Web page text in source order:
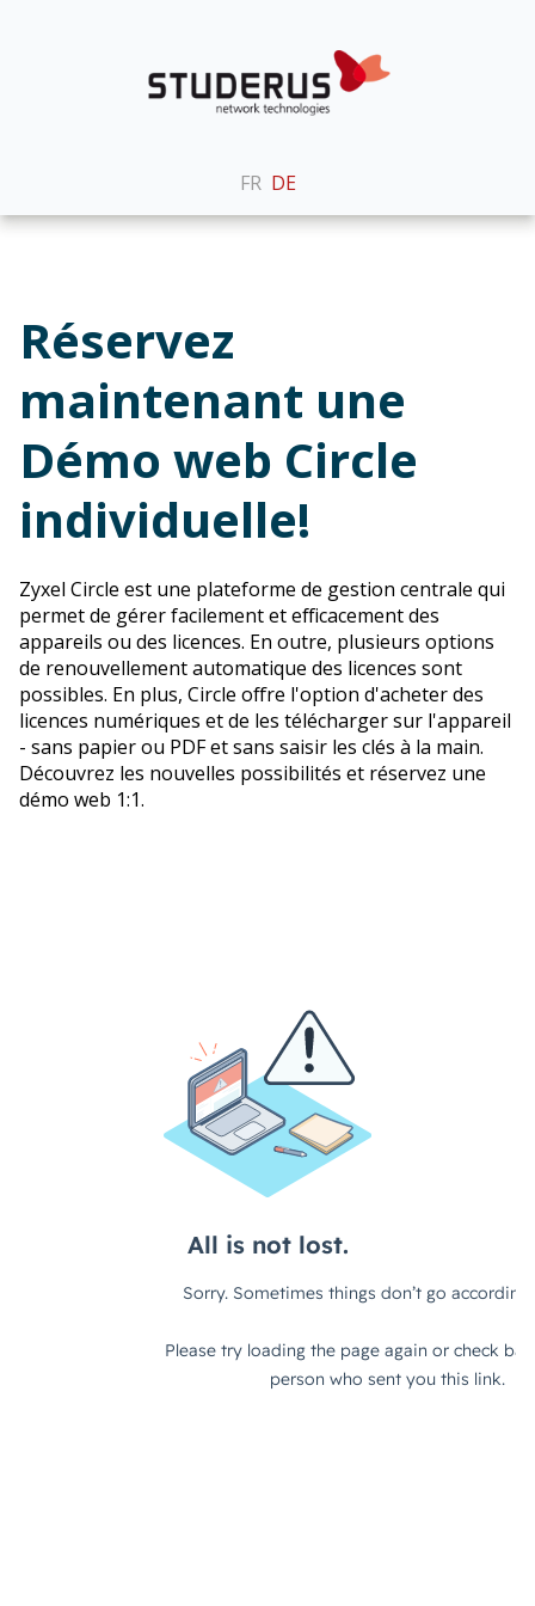
FR DE
Réservez
maintenant une
Démo web Circle
individuelle!
Zyxel Circle est une plateforme de gestion centrale qui
permet de gérer facilement et efficacement des
appareils ou des licences. En outre, plusieurs options
de renouvellement automatique des licences sont
possibles. En plus, Circle offre l'option d'acheter des
licences numériques et de les télécharger sur l'appareil
- sans papier ou PDF et sans saisir les clés à la main.
Découvrez les nouvelles possibilités et réservez une
démo web 1:1.